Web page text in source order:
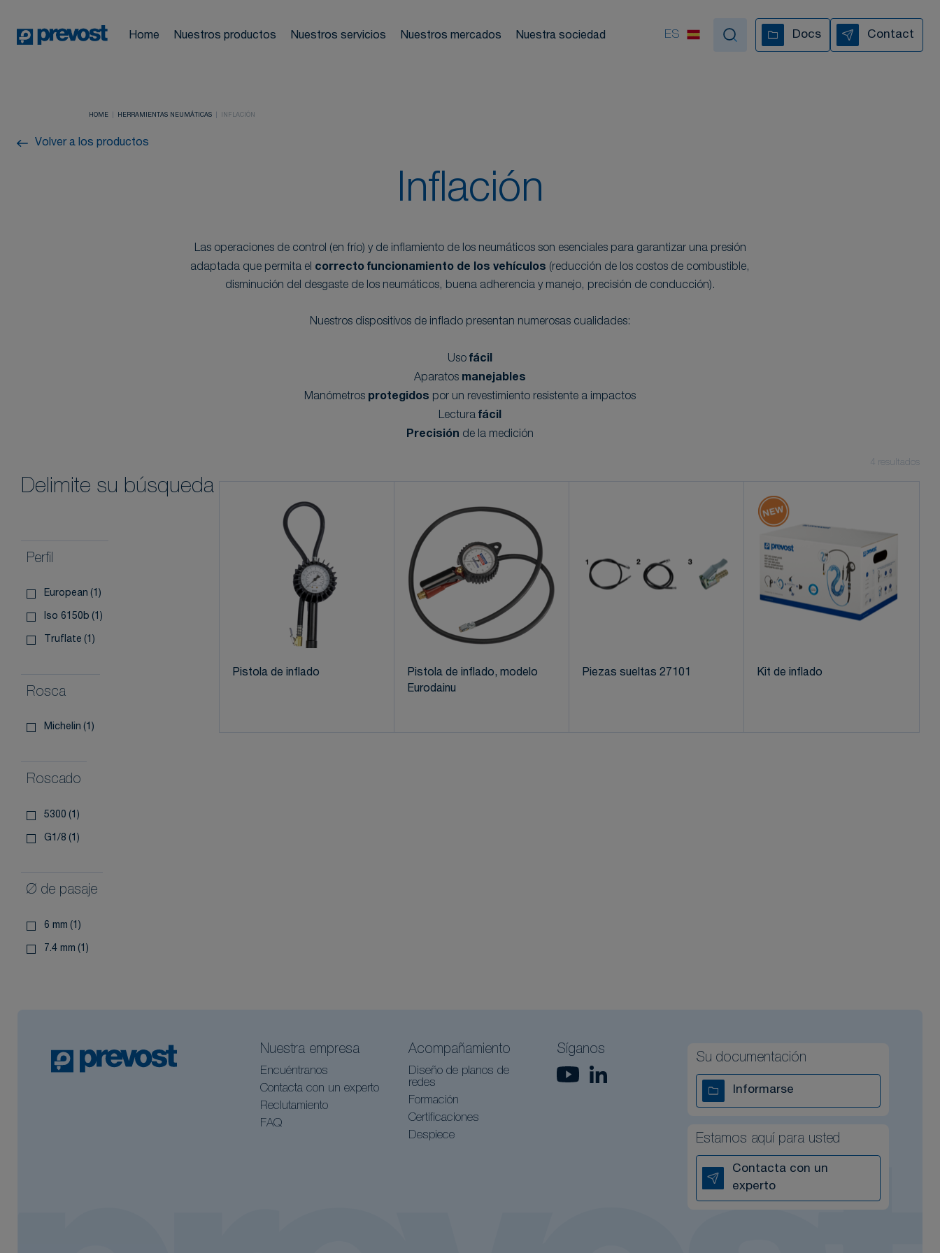
Home Nuestros productos
Tubos & Enrolladores
Nuestros servicios
Formación
Nuestros mercados
Edificio
Nuestra sociedad
Noticias
Preguntas más frecuentes
ES Docs Contact
HOME HERRAMIENTAS NEUMÁTICAS INFLACIÓN
Volver a los productos
Inflación
Las operaciones de control (en frío) y de inflamiento de los neumáticos son esenciales para garantizar una presión
adaptada que permita el correcto funcionamiento de los vehículos (reducción de los costos de combustible,
disminución del desgaste de los neumáticos, buena adherencia y manejo, precisión de conducción).
Nuestros dispositivos de inflado presentan numerosas cualidades:
Uso fácil
Aparatos manejables
Manómetros protegidos por un revestimiento resistente a impactos
Lectura fácil
Precisión de la medición
Delimite su búsqueda
Perfil
european (1)
iso 6150b (1)
truflate (1)
Rosca
michelin (1)
Roscado
5300 (1)
g1/8 (1)
Ø de pasaje
6 mm (1)
7.4 mm (1)
4 resultados
Pistola de inflado
Pistola de inflado, modelo
Eurodainu
Piezas sueltas 27101 Kit de inflado
Nuestra empresa
Encuéntranos
Contacta con un experto
Reclutamiento
FAQ
Acompañamiento
Diseño de planos de
redes
Formación
Certificaciones
Despiece
Síganos
Su documentación
Informarse
Estamos aquí para usted
Contacta con un
experto